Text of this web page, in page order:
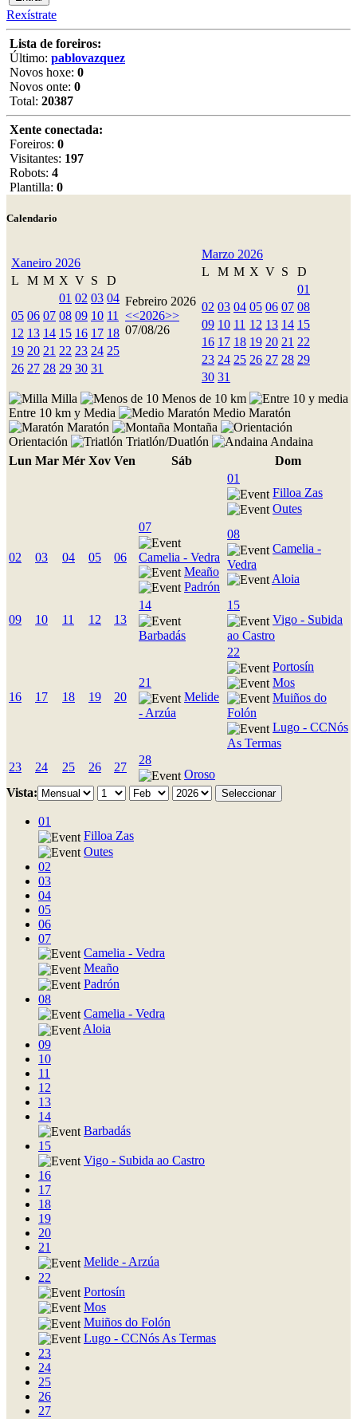
Rexístrate
Lista de foreiros:
Último: pablovazquez
Novos hoxe: 0
Novos onte: 0
Total: 20387
Xente conectada:
Foreiros: 0
Visitantes: 197
Robots: 4
Plantilla: 0
Calendario
Xaneiro 2026
L
M M X V S
D
01 02 03 04
05 06 07 08 09 10 11
12 13 14 15 16 17 18
19 20 21 22 23 24 25
26 27 28 29 30 31
Febreiro 2026
<<2026>>
07/08/26
Marzo 2026
L
M M X V S
D
01
02 03 04 05 06 07 08
09 10 11 12 13 14 15
16 17 18 19 20 21 22
23 24 25 26 27 28 29
30 31
Milla
Menos de 10 km
Entre 10 km y Media
Medio Maratón
Maratón
Montaña
Orientación
Triatlón/Duatlón
Andaina
Lun Mar Mér Xov Ven Sáb
Dom
01
Filloa Zas
Outes
02 03 04 05 06
07
Camelia - Vedra
Meaño
Padrón
08
Camelia -
Vedra
Aloia
09 10 11 12 13
14
Barbadás
15
Vigo - Subida
ao Castro
16 17 18 19 20
21
Melide
- Arzúa
22
Portosín
Mos
Muiños do
Folón
Lugo - CCNós
As Termas
23
24 25 26 27
28
Oroso
Vista:
01
Filloa Zas
Outes
02
03
04
05
06
07
Camelia - Vedra
Meaño
Padrón
08
Camelia - Vedra
Aloia
09
10
11
12
13
14
Barbadás
15
Vigo - Subida ao Castro
16
17
18
19
20
21
Melide - Arzúa
22
Portosín
Mos
Muiños do Folón
Lugo - CCNós As Termas
23
24
25
26
27